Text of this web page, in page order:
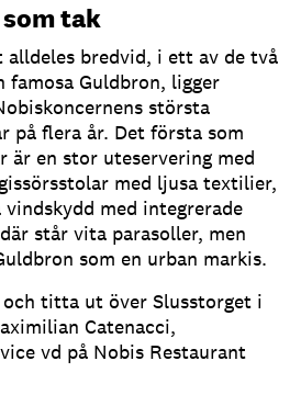
tak
alldeles bredvid, i ett av de två
famosa Guldbron, ligger
största
på flera år. Det första som
är en stor uteservering med
med ljusa textilier,
med integrerade
står vita parasoller, men
som en urban markis.
titta ut över Slusstorget i
Catenacci,
vd på Nobis Restaurant